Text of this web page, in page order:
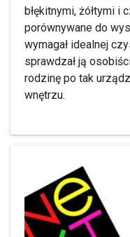
błękitnymi, żółtymi i
porównywane do
wymagał idealnej
sprawdzał ją
rodzinę po tak
wnętrzu.